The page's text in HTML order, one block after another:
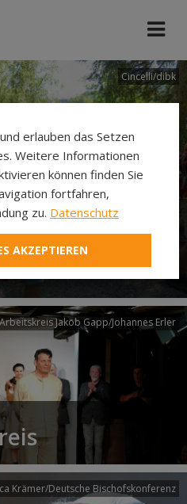
Cincelli/dibk
Via
Arbeitskreis Jakob Gapp/Johannes Erler
Krämer/Deutsche Bischofskonferenz
erlauben das Setzen
Weitere Informationen
können finden Sie
fortfahren,
zu. Datenschutz
AKZEPTIEREN